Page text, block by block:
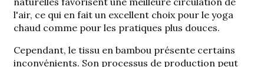
l'air, ce qui en fait un excellent choix pour le yoga
chaud comme pour les pratiques plus douces.
Cependant, le tissu en bambou présente certains
inconvénients. Son processus de production peut